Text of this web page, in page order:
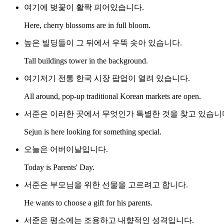
여기에 벚꽃이 활짝 피어있습니다.
Here, cherry blossoms are in full bloom.
높은 빌딩들이 그 뒤에서 우뚝 솟아 있습니다.
Tall buildings tower in the background.
여기저기 전통 한국 시장 팝업이 열려 있습니다.
All around, pop-up traditional Korean markets are open.
서준은 이러한 곳에서 무엇인가 특별한 것을 찾고 있습니
Sejun is here looking for something special.
오늘은 어버이날입니다.
Today is Parents' Day.
서준은 부모님을 위한 선물을 고르려고 합니다.
He wants to choose a gift for his parents.
서준은 평소에는 조용하고 내향적인 성격입니다.